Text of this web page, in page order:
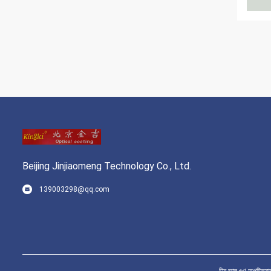
Beijing Jinjiaomeng Technology Co., Ltd.
139003298@qq.com